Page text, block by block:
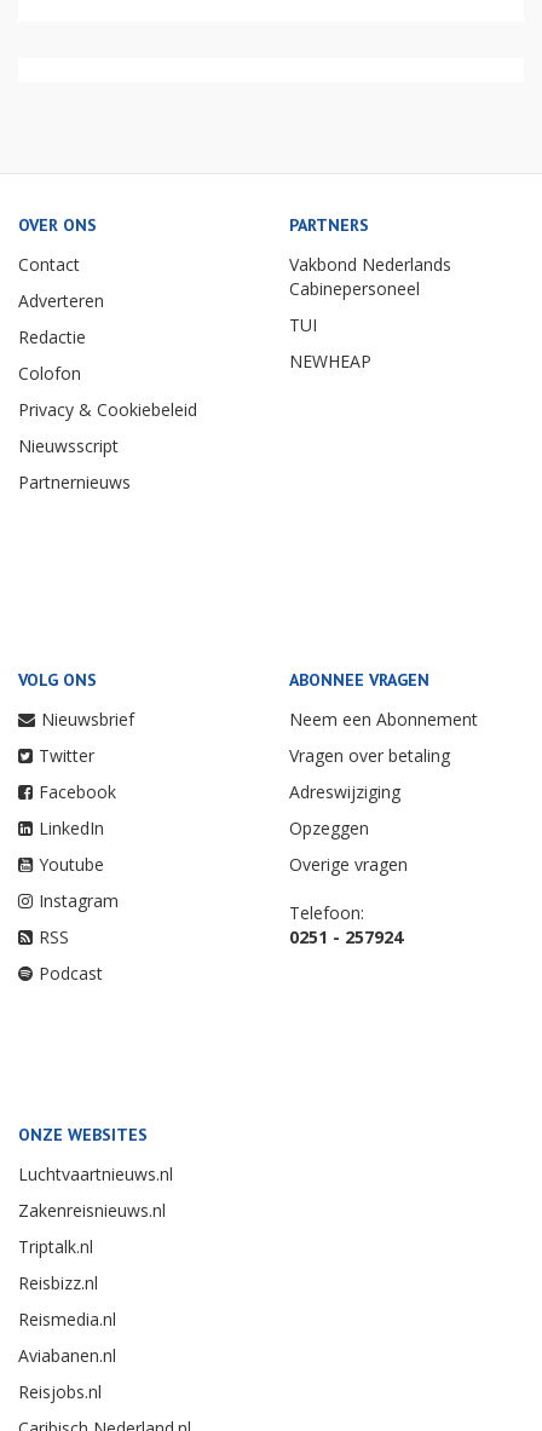
OVER ONS
Contact
Adverteren
Redactie
Colofon
Privacy & Cookiebeleid
Nieuwsscript
Partnernieuws
PARTNERS
Vakbond Nederlands
Cabinepersoneel
TUI
NEWHEAP
VOLG ONS
Nieuwsbrief
Twitter
Facebook
LinkedIn
Youtube
Instagram
RSS
Podcast
ABONNEE VRAGEN
Neem een Abonnement
Vragen over betaling
Adreswijziging
Opzeggen
Overige vragen
Telefoon:
0251 - 257924
ONZE WEBSITES
Luchtvaartnieuws.nl
Zakenreisnieuws.nl
Triptalk.nl
Reisbizz.nl
Reismedia.nl
Aviabanen.nl
Reisjobs.nl